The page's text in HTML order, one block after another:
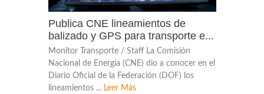
Publica CNE lineamientos de
balizado y GPS para transporte e...
Monitor Transporte / Staff La Comisión
Nacional de Energía (CNE) dio a conocer en el
Diario Oficial de la Federación (DOF) los
lineamientos ... Leer Más